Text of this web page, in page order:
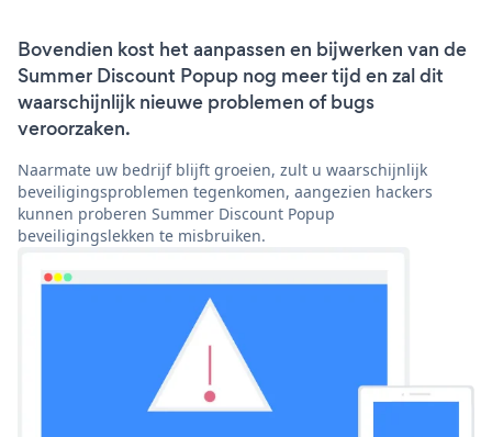
Bovendien kost het aanpassen en bijwerken van de
Summer Discount Popup nog meer tijd en zal dit
waarschijnlijk nieuwe problemen of bugs
veroorzaken.
Naarmate uw bedrijf blijft groeien, zult u waarschijnlijk
beveiligingsproblemen tegenkomen, aangezien hackers
kunnen proberen Summer Discount Popup
beveiligingslekken te misbruiken.